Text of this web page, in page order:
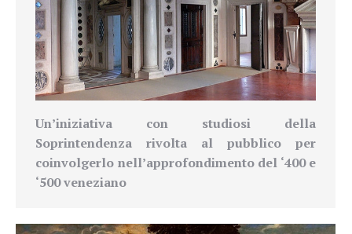
Un’iniziativa con studiosi della
Soprintendenza rivolta al pubblico per
coinvolgerlo nell’approfondimento del ‘400 e
‘500 veneziano